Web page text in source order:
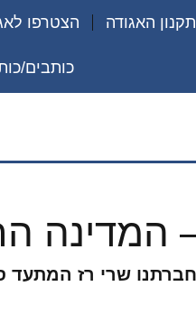
תקנון האגודה הצטרפו
כותבים/
המדינה
שרי רז המתעד